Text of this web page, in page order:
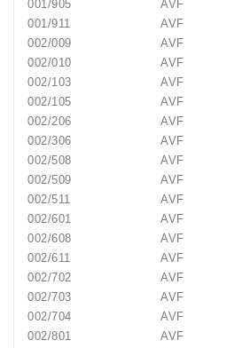
001/905
AVF
001/911
AVF
002/009
AVF
002/010
AVF
002/103
AVF
002/105
AVF
002/206
AVF
002/306
AVF
002/508
AVF
002/509
AVF
002/511
AVF
002/601
AVF
002/608
AVF
002/611
AVF
002/702
AVF
002/703
AVF
002/704
AVF
002/801
AVF